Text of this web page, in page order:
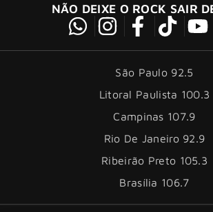
NÃO DEIXE O ROCK SAIR
São Paulo 92.5
Litoral Paulista 100.3
Campinas 107.9
Rio De Janeiro 92.9
Ribeirão Preto 105.3
Brasília 106.7